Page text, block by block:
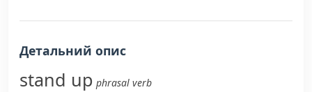
Детальний опис
stand up phrasal verb